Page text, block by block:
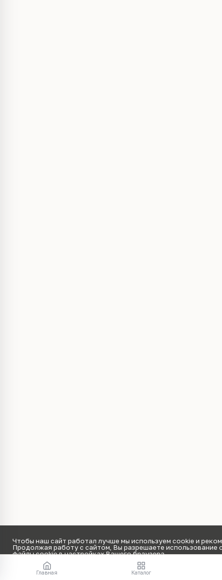
Главная Каталог
Чтобы наш сайт работал лучше мы используем cookie и
Продолжая работу с сайтом, Вы разрешаете
файлы cookie в настройках Вашего браузера.
Принять